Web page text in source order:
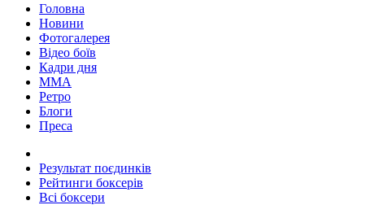
Головна
Новини
Фотогалерея
Відео боїв
Кадри дня
ММА
Ретро
Блоги
Преса
Результат поєдинків
Рейтинги боксерів
Всі боксери